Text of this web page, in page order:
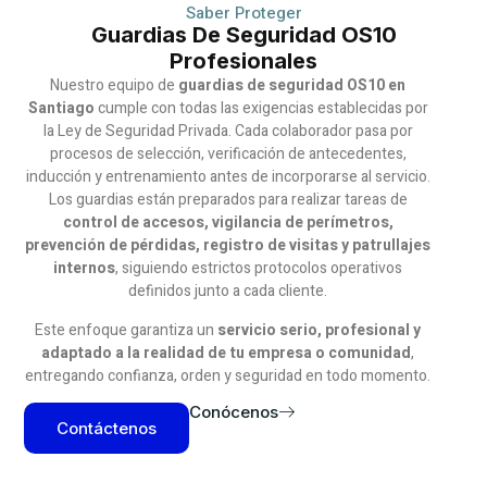
Saber Proteger
Guardias De Seguridad OS10
Profesionales
Nuestro equipo de guardias de seguridad OS10 en
Santiagocumple con todas las exigencias establecidas por
la Ley de Seguridad Privada. Cada colaborador pasa por
procesos de selección, verificación de antecedentes,
inducción y entrenamiento antes de incorporarse al servicio.
Los guardias están preparados para realizar tareas de
control de accesos, vigilancia de perímetros,
prevención de pérdidas, registro de visitas y patrullajes
internos, siguiendo estrictos protocolos operativos
definidos junto a cada cliente.
Este enfoque garantiza un servicio serio, profesional y
adaptado a la realidad de tu empresa o comunidad,
entregando confianza, orden y seguridad en todo momento.
Contáctenos
Conócenos